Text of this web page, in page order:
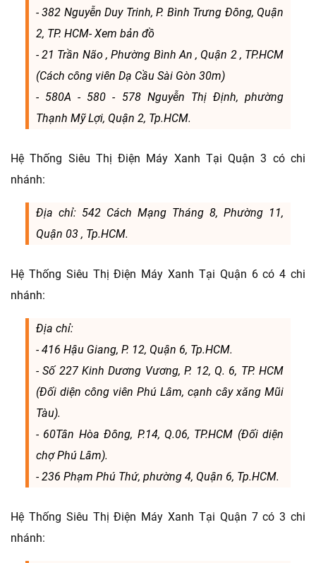
- 382 Nguyễn Duy Trinh, P. Bình Trưng Đông, Quận
2, TP. HCM- Xem bản đồ
- 21 Trần Não , Phường Bình An , Quận 2 , TP.HCM
(Cách công viên Dạ Cầu Sài Gòn 30m)
- 580A - 580 - 578 Nguyễn Thị Định, phường
Thạnh Mỹ Lợi, Quận 2, Tp.HCM.
Hệ Thống Siêu Thị Điện Máy Xanh Tại Quận 3 có chi
nhánh:
Địa chỉ: 542 Cách Mạng Tháng 8, Phường 11,
Quận 03 , Tp.HCM.
Hệ Thống Siêu Thị Điện Máy Xanh Tại Quận 6 có 4 chi
nhánh:
Địa chỉ:
- 416 Hậu Giang, P. 12, Quận 6, Tp.HCM.
- Số 227 Kinh Dương Vương, P. 12, Q. 6, TP. HCM
(Đối diện công viên Phú Lâm, cạnh cây xăng Mũi
Tàu).
- 60Tân Hòa Đông, P.14, Q.06, TP.HCM (Đối diện
chợ Phú Lâm).
- 236 Phạm Phú Thứ, phường 4, Quận 6, Tp.HCM.
Hệ Thống Siêu Thị Điện Máy Xanh Tại Quận 7 có 3 chi
nhánh: